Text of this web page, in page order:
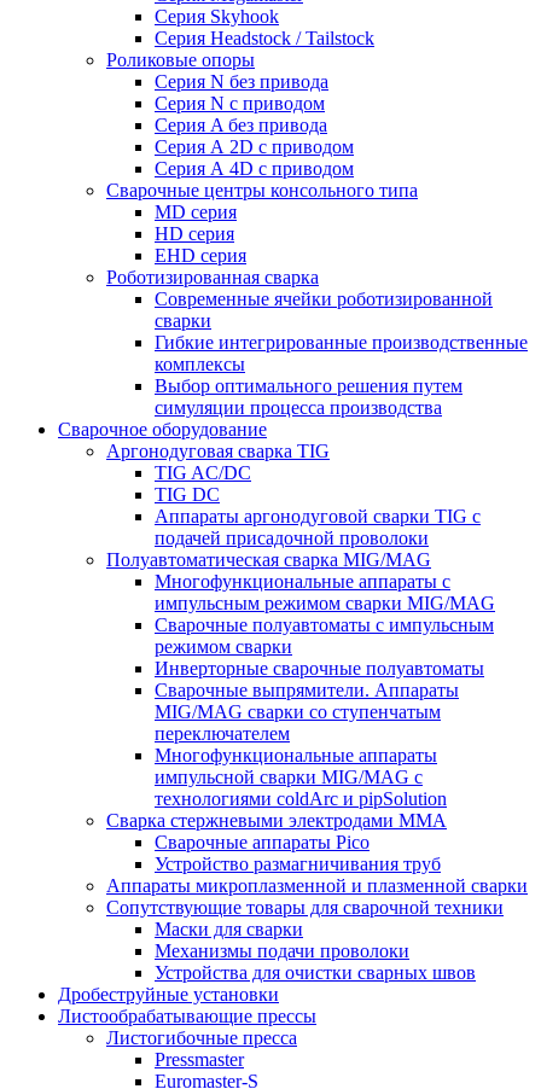
Серия Skyhook
Серия Headstock / Tailstock
Роликовые опоры
Серия N без привода
Серия N с приводом
Серия A без привода
Серия А 2D с приводом
Серия А 4D с приводом
Сварочные центры консольного типа
MD серия
HD серия
EHD серия
Роботизированная сварка
Современные ячейки роботизированной
сварки
Гибкие интегрированные производственные
комплексы
Выбор оптимального решения путем
симуляции процесса производства
Сварочное оборудование
Аргонодуговая сварка TIG
TIG AC/DC
TIG DC
Аппараты аргонодуговой сварки TIG с
подачей присадочной проволоки
Полуавтоматическая сварка MIG/MAG
Многофункциональные аппараты с
импульсным режимом сварки MIG/MAG
Сварочные полуавтоматы с импульсным
режимом сварки
Инверторные сварочные полуавтоматы
Сварочные выпрямители. Аппараты
MIG/MAG сварки со ступенчатым
переключателем
Многофункциональные аппараты
импульсной сварки MIG/MAG с
технологиями coldArc и pipSolution
Сварка стержневыми электродами MMA
Сварочные аппараты Pico
Устройство размагничивания труб
Аппараты микроплазменной и плазменной сварки
Сопутствующие товары для сварочной техники
Маски для сварки
Механизмы подачи проволоки
Устройства для очистки сварных швов
Дробеструйные установки
Листообрабатывающие прессы
Листогибочные пресса
Pressmaster
Euromaster-S